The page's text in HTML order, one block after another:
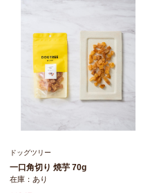
ドッグツリー
一口角切り 焼芋 70g
在庫：あり